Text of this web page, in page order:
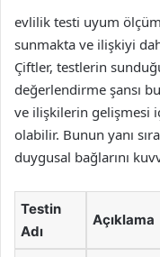
evlilik testi uyum
sunmakta ve ilişkiyi
Çiftler, testlerin
değerlendirme şansı
ve ilişkilerin gelişmesi
olabilir. Bunun yanı
duygusal bağlarını
Testin
Adı
Açıklama